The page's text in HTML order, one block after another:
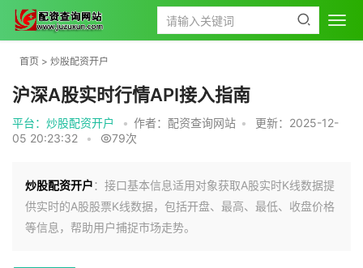
首页 > 炒股配资开户
沪深A股实时行情API接入指南
平台：炒股配资开户 • 作者：配资查询网站 •
更新：2025-12-
05 20:23:32
• 79次
炒股配资开户：接口基本信息适用对象获取A股实时K线数据提
供实时的A股股票K线数据，包括开盘、最高、最低、收盘价格
等信息，帮助用户捕捉市场走势。